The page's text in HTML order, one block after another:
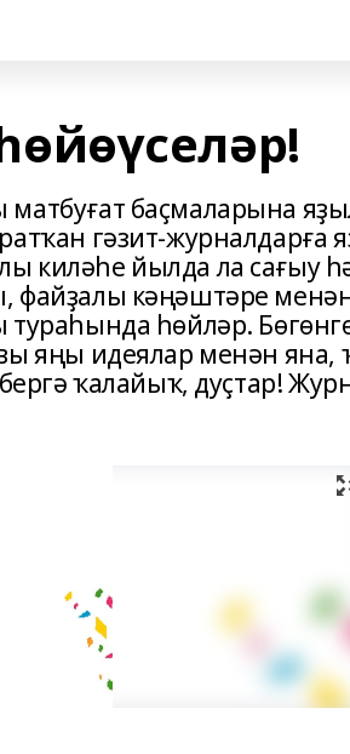
баҫмаларына
гәзит-журналдарға
киләһе йылда ла сағыу
кәңәштәре
һөйләр.
яңы идеялар менән
ҡалайыҡ, дуҫтар!